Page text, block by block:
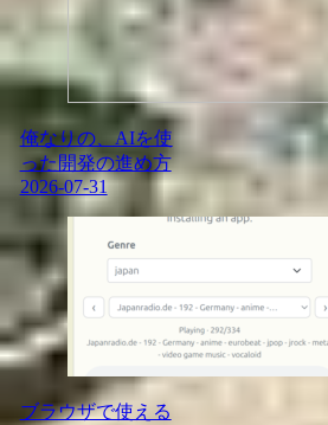
俺なりの、AIを使
った開発の進め方
2026-07-31
ブラウザで使える